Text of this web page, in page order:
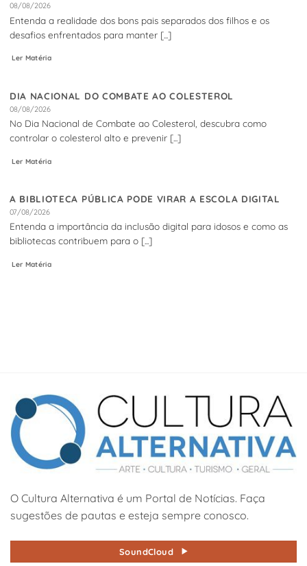
08/08/2026
Entenda a realidade dos bons pais separados dos filhos e os
desafios enfrentados para manter [...]
Ler Matéria
DIA NACIONAL DO COMBATE AO COLESTEROL
08/08/2026
No Dia Nacional de Combate ao Colesterol, descubra como
controlar o colesterol alto e prevenir [...]
Ler Matéria
A BIBLIOTECA PÚBLICA PODE VIRAR A ESCOLA DIGITAL
07/08/2026
Entenda a importância da inclusão digital para idosos e como as
bibliotecas contribuem para o [...]
Ler Matéria
O Cultura Alternativa é um Portal de Notícias. Faça
sugestões de pautas e esteja sempre conosco.
SoundCloud